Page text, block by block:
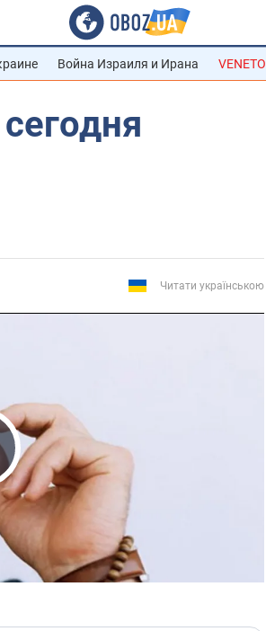
Война Израиля и Ирана VENETO
Читати українською
Video